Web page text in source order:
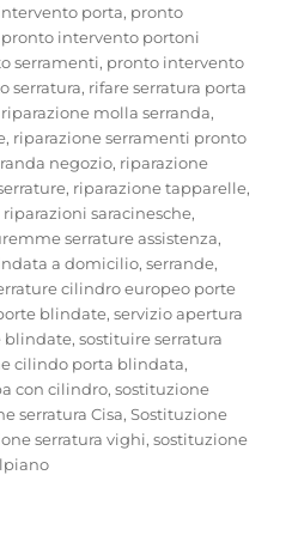
porta, pronto
pronto intervento portoni
serramenti, pronto intervento
serratura, rifare serratura porta
riparazione molla serranda,
, riparazione serramenti pronto
negozio, riparazione
, riparazione tapparelle,
riparazioni saracinesche,
serrature assistenza,
a domicilio,serrande,
cilindro europeo porte
blindate,servizio apertura
blindate,sostituire serratura
cilindo porta blindata,
con cilindro,sostituzione
serratura Cisa,Sostituzione
serratura vighi,sostituzione